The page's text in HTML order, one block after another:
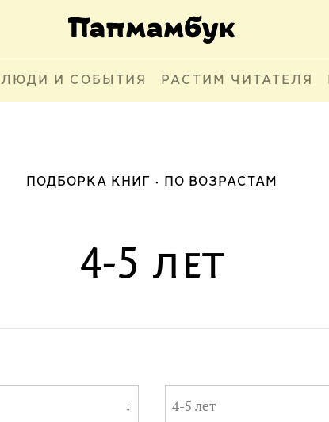
ЛЮДИ И СОБЫТИЯ РАСТИМ ЧИТАТЕЛЯ
ПОДБОРКА КНИГ ПО ВОЗРАСТАМ
4-5 лет
↧ 4-5 лет